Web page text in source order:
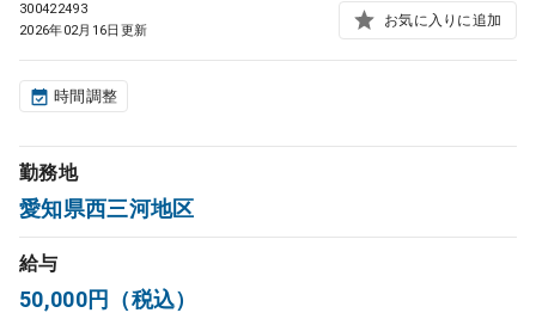
常勤検索 転職
非常勤検索
DtoDの転職・アルバイト支援
コンサルタント
300422493
2026年02月16日更新
お気に入りに追加
時間調整
勤務地
愛知県西三河地区
給与
50,000円（税込）